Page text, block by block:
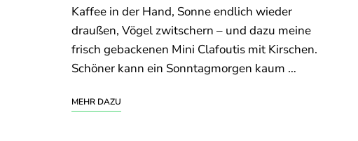
Kaffee in der Hand, Sonne endlich wieder
draußen, Vögel zwitschern – und dazu meine
frisch gebackenen Mini Clafoutis mit Kirschen.
Schöner kann ein Sonntagmorgen kaum …
MEHR DAZU